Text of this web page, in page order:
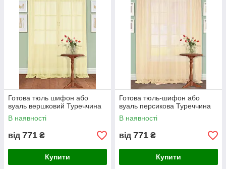
Готова тюль шифон або
вуаль вершковий Туреччина
В наявності
від 771 ₴
Купити
Готова тюль-шифон або
вуаль персикова Туреччина
В наявності
від 771 ₴
Купити